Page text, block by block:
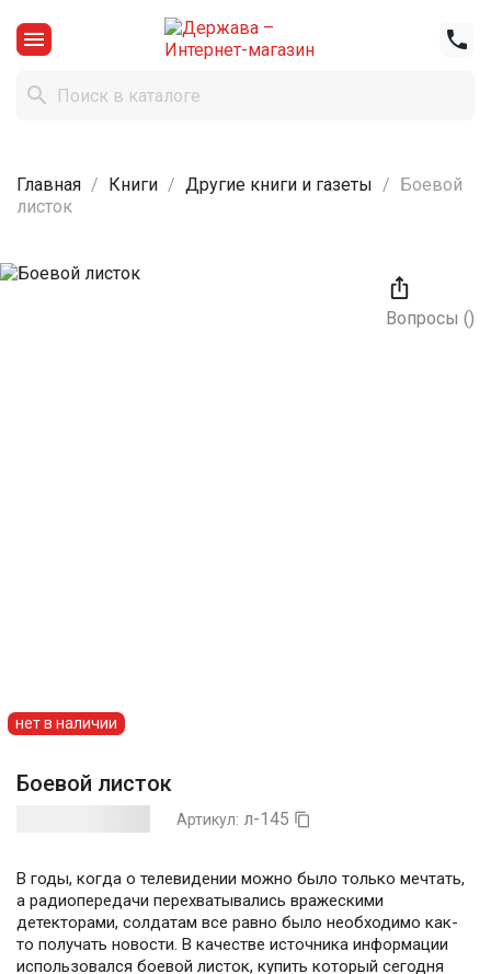
 

Главная Книги Другие книги и газеты
Боевой
листок

Вопросы ()
нет в наличии
Боевой листок
Артикул: л-145 
В годы, когда о телевидении можно было только мечтать,
а радиопередачи перехватывались вражескими
детекторами, солдатам все равно было необходимо как-
то получать новости. В качестве источника информации
использовался боевой листок, купить который сегодня